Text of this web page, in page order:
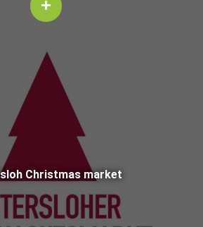
Christ­mas mar­ket